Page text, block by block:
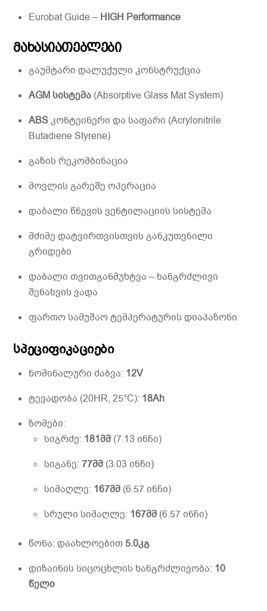
Eurobat Guide – HIGH Performance
მახასიათებლები
გაუმტარი დალუქული კონსტრუქცია
AGM სისტემა (Absorptive Glass Mat System)
ABSკონტეინერი და საფარი (Acrylonitrile
Butadiene Styrene)
გაზის რეკომბინაცია
მოვლის გარეშე ოპერაცია
დაბალი წნევის ვენტილაციის სისტემა
მძიმე დატვირთვისთვის განკუთვნილი
გრიდები
დაბალი თვითგანმუხტვა – ხანგრძლივი
შენახვის ვადა
ფართო სამუშაო ტემპერატურის დიაპაზონი
სპეციფიკაციები
ნომინალური ძაბვა: 12V
ტევადობა (20HR, 25°C): 18Ah
ზომები:
სიგრძე: 181მმ(7.13 ინჩი)
სიგანე: 77მმ(3.03 ინჩი)
სიმაღლე: 167მმ(6.57 ინჩი)
სრული სიმაღლე: 167მმ(6.57 ინჩი)
წონა: დაახლოებით5.0კგ
დიზაინის სიცოცხლის ხანგრძლივობა: 10
წელი